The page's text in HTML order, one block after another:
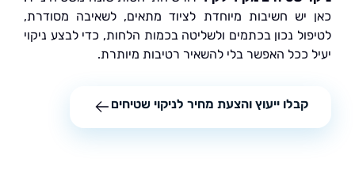
חשיבות מיוחדת לציוד מתאים, לשאיבה מסודרת,
נכון בכתמים ולשליטה בכמות הלחות, כדי לבצע ניקוי
ככל האפשר בלי להשאיר רטיבות מיותרת.
קבלו ייעוץ והצעת מחיר לניקוי שטיחים